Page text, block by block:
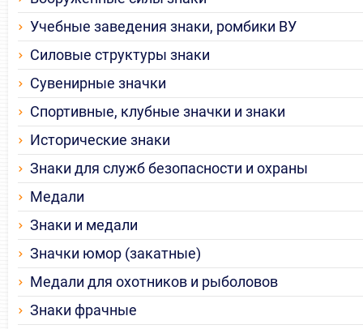
Учебные заведения знаки, ромбики ВУ
Силовые структуры знаки
Сувенирные значки
Спортивные, клубные значки и знаки
Исторические знаки
Знаки для служб безопасности и охраны
Медали
Знаки и медали
Значки юмор (закатные)
Медали для охотников и рыболовов
Знаки фрачные